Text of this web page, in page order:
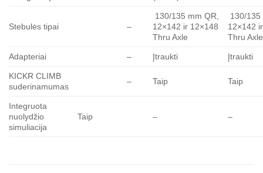
Stebulės tipai –
130/135 mm QR,
12×142 ir 12×148
Thru Axle
130/135
12×142
Thru Axle
Adapteriai – Įtraukti Įtraukti
KICKR CLIMB
suderinamumas
– Taip Taip
Integruota
nuolydžio
simuliacija
Taip – –